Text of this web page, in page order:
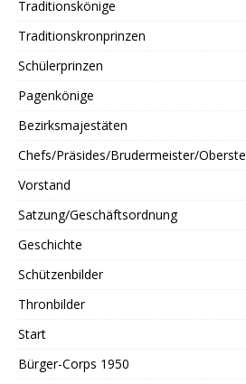
Traditionskönige
Traditionskronprinzen
Schülerprinzen
Pagenkönige
Bezirksmajestäten
Chefs/Präsides/Brudermeister/Oberste
Vorstand
Satzung/Geschäftsordnung
Geschichte
Schützenbilder
Thronbilder
Start
Bürger-Corps 1950